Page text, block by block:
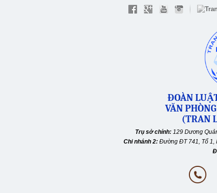
ĐOÀN
VĂN
(TRAN
Trụ sở chính: 129 Dương
Chi nhánh 2: Đường ĐT 741, Tổ 1,